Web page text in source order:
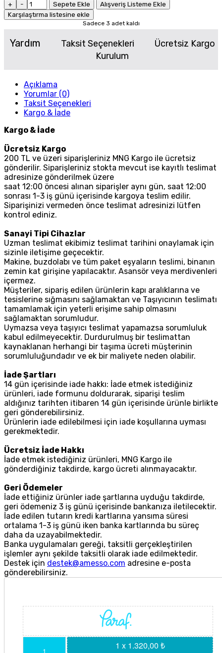
+ - Sepete Ekle
Alışveriş Listeme Ekle
Karşılaştırma listesine ekle
Sadece 3 adet kaldı
Yardım Taksit Seçenekleri
Ücretsiz Kargo
Kurulum
Açıklama
Yorumlar (0)
Taksit Seçenekleri
Kargo & İade
Kargo & İade
Ücretsiz Kargo
200 TL ve üzeri siparişleriniz MNG Kargo ile ücretsiz
gönderilir. Siparişleriniz stokta mevcut ise kayıtlı teslimat
adresinize gönderilmek üzere
saat 12:00 öncesi alınan siparişler aynı gün, saat 12:00
sonrası 1-3 iş günü içerisinde kargoya teslim edilir.
Siparişinizi vermeden önce teslimat adresinizi lütfen
kontrol ediniz.
Sanayi Tipi Cihazlar
Uzman teslimat ekibimiz teslimat tarihini onaylamak için
sizinle iletişime geçecektir.
Makine, buzdolabı ve tüm paket eşyaların teslimi, binanın
zemin kat girişine yapılacaktır. Asansör veya merdivenleri
içermez.
Müşteriler, sipariş edilen ürünlerin kapı aralıklarına ve
tesislerine sığmasını sağlamaktan ve Taşıyıcının teslimatı
tamamlamak için yeterli erişime sahip olmasını
sağlamaktan sorumludur.
Uymazsa veya taşıyıcı teslimat yapamazsa sorumluluk
kabul edilmeyecektir. Durdurulmuş bir teslimattan
kaynaklanan herhangi bir taşıma ücreti müşterinin
sorumluluğundadır ve ek bir maliyete neden olabilir.
İade Şartları
14 gün içerisinde iade hakkı: İade etmek istediğiniz
ürünleri, iade formunu doldurarak, siparişi teslim
aldığınız tarihten itibaren 14 gün içerisinde ürünle birlikte
geri gönderebilirsiniz.
Ürünlerin iade edilebilmesi için iade koşullarına uyması
gerekmektedir.
Ücretsiz İade Hakkı
İade etmek istediğiniz ürünleri, MNG Kargo ile
gönderdiğiniz takdirde, kargo ücreti alınmayacaktır.
Geri Ödemeler
İade ettiğiniz ürünler iade şartlarına uyduğu takdirde,
geri ödemeniz 3 iş günü içerisinde bankanıza iletilecektir.
İade edilen tutarın kredi kartlarına yansıma süresi
ortalama 1-3 iş günü iken banka kartlarında bu süreç
daha da uzayabilmektedir.
Banka uygulamaları gereği, taksitli gerçekleştirilen
işlemler aynı şekilde taksitli olarak iade edilmektedir.
Destek için destek@amesso.com adresine e-posta
gönderebilirsiniz.
1
1 x 1.320,00 ₺